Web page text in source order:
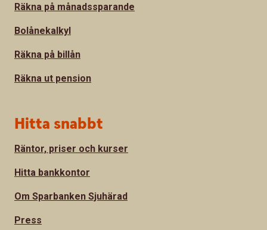
Räkna på månadssparande
Bolånekalkyl
Räkna på billån
Räkna ut pension
Hitta snabbt
Räntor, priser och kurser
Hitta bankkontor
Om Sparbanken Sjuhärad
Press